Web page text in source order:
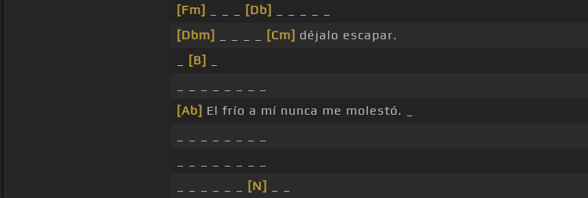
[Fm]
[Db]
[Dbm]
[Cm] déjalo escapar.
[B]
[Ab] El frío a mí nunca me molestó. _
[N]